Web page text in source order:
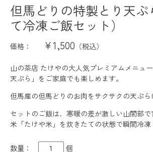
但馬どりの特製とり天ぷ
て冷凍ご飯セット）
価格： ¥1,500 （税込）
山の茶店 たけやの大人気プレミアムメニュ
天ぷら」をご家庭でも楽しめます。
但馬産の但馬どりのお肉をサクサクの天ぷら
セットのご飯は、寒暖の差が激しい山間部
米「たけや米」を炊きたての状態で瞬間冷凍
数量： 個